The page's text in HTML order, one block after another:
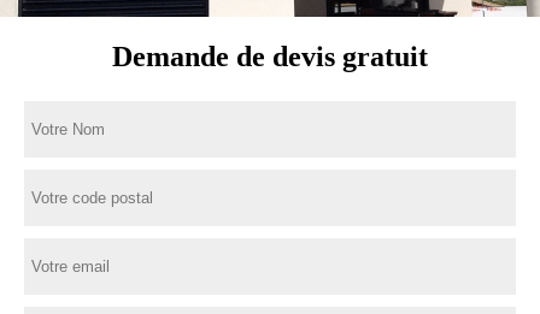
Demande de devis gratuit